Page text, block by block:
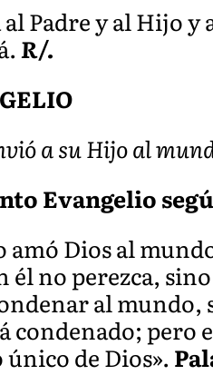
Padre y al Hijo y
R/.
a su Hijo al
Evangelio
amó Dios al
él no perezca,
al mundo,
condenado; pero
de Dios».